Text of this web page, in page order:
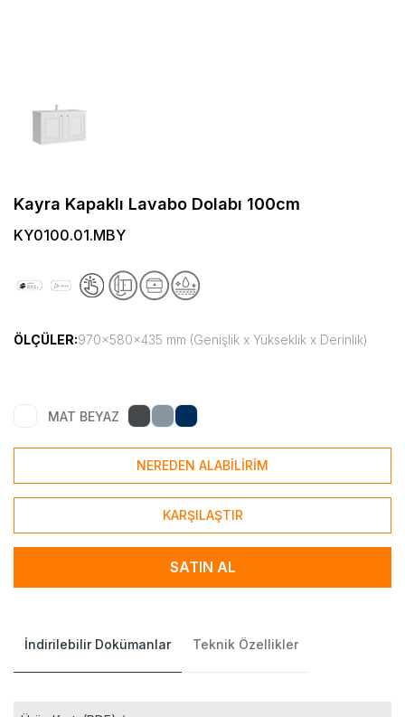
Kayra Kapaklı Lavabo Dolabı 100cm
KY0100.01.MBY
ÖLÇÜLER:970x580x435 mm (Genişlik x Yükseklik x Derinlik)
MAT BEYAZ
NEREDEN ALABİLİRİM
KARŞILAŞTIR
SATIN AL
İndirilebilir Dokümanlar Teknik Özellikler